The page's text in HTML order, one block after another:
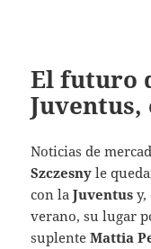
El futuro
Juventus,
Noticias de
Szczesny le
conlaJuventus y,
verano, su lugar
suplenteMattia